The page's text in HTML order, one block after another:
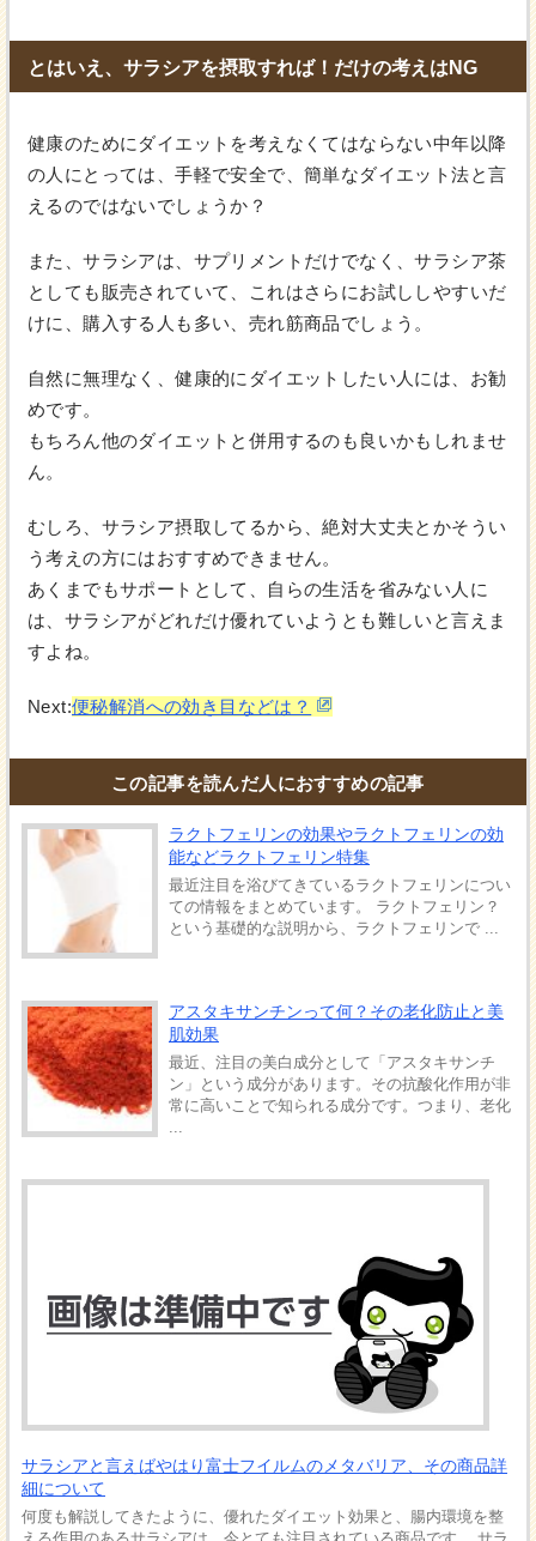
とはいえ、サラシアを摂取すれば！だけの考えはNG
健康のためにダイエットを考えなくてはならない中年以降
の人にとっては、手軽で安全で、簡単なダイエット法と言
えるのではないでしょうか？
また、サラシアは、サプリメントだけでなく、サラシア茶
としても販売されていて、これはさらにお試ししやすいだ
けに、購入する人も多い、売れ筋商品でしょう。
自然に無理なく、健康的にダイエットしたい人には、お勧
めです。
もちろん他のダイエットと併用するのも良いかもしれませ
ん。
むしろ、サラシア摂取してるから、絶対大丈夫とかそうい
う考えの方にはおすすめできません。
あくまでもサポートとして、自らの生活を省みない人に
は、サラシアがどれだけ優れていようとも難しいと言えま
すよね。
Next:便秘解消への効き目などは？
この記事を読んだ人におすすめの記事
ラクトフェリンの効果やラクトフェリンの効
能などラクトフェリン特集
最近注目を浴びてきているラクトフェリンについ
ての情報をまとめています。 ラクトフェリン？
という基礎的な説明から、ラクトフェリンで ...
アスタキサンチンって何？その老化防止と美
肌効果
最近、注目の美白成分として「アスタキサンチ
ン」という成分があります。その抗酸化作用が非
常に高いことで知られる成分です。つまり、老化
...
サラシアと言えばやはり富士フイルムのメタバリア、その商品詳
細について
何度も解説してきたように、優れたダイエット効果と、腸内環境を整